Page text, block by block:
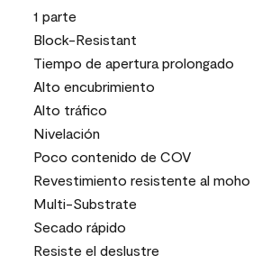
1 parte
Block-Resistant
Tiempo de apertura prolongado
Alto encubrimiento
Alto tráfico
Nivelación
Poco contenido de COV
Revestimiento resistente al moho
Multi-Substrate
Secado rápido
Resiste el deslustre